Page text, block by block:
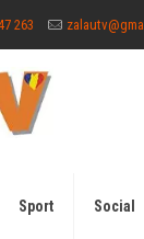
263
Sport Social